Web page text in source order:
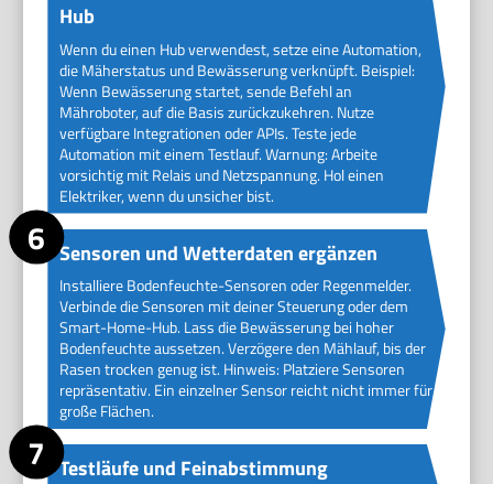
Hub
Wenn du einen Hub verwendest, setze eine Automation,
die Mäherstatus und Bewässerung verknüpft. Beispiel:
Wenn Bewässerung startet, sende Befehl an
Mähroboter, auf die Basis zurückzukehren. Nutze
verfügbare Integrationen oder APIs. Teste jede
Automation mit einem Testlauf. Warnung: Arbeite
vorsichtig mit Relais und Netzspannung. Hol einen
Elektriker, wenn du unsicher bist.
Sensoren und Wetterdaten ergänzen
Installiere Bodenfeuchte-Sensoren oder Regenmelder.
Verbinde die Sensoren mit deiner Steuerung oder dem
Smart-Home-Hub. Lass die Bewässerung bei hoher
Bodenfeuchte aussetzen. Verzögere den Mählauf, bis der
Rasen trocken genug ist. Hinweis: Platziere Sensoren
repräsentativ. Ein einzelner Sensor reicht nicht immer für
große Flächen.
Testläufe und Feinabstimmung